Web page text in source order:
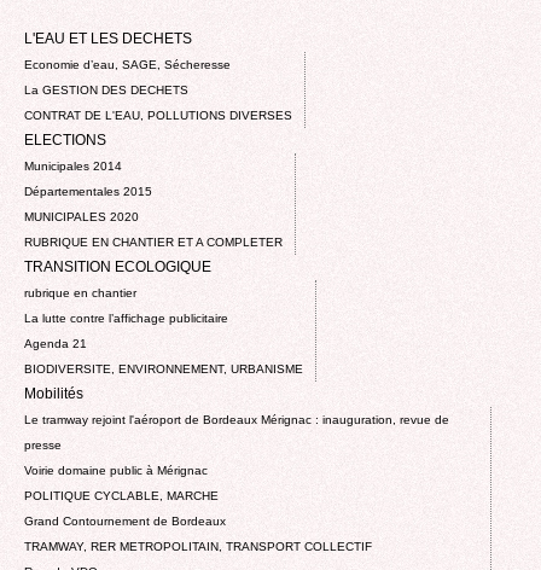
L'EAU ET LES DECHETS
Economie d’eau, SAGE, Sécheresse
La GESTION DES DECHETS
CONTRAT DE L'EAU, POLLUTIONS DIVERSES
ELECTIONS
Municipales 2014
Départementales 2015
MUNICIPALES 2020
RUBRIQUE EN CHANTIER ET A COMPLETER
TRANSITION ECOLOGIQUE
rubrique en chantier
La lutte contre l’affichage publicitaire
Agenda 21
BIODIVERSITE, ENVIRONNEMENT, URBANISME
Mobilités
Le tramway rejoint l'aéroport de Bordeaux Mérignac : inauguration, revue de
presse
Voirie domaine public à Mérignac
POLITIQUE CYCLABLE, MARCHE
Grand Contournement de Bordeaux
TRAMWAY, RER METROPOLITAIN, TRANSPORT COLLECTIF